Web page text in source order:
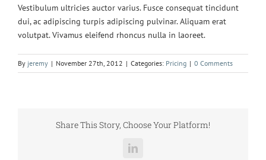
Vestibulum ultricies auctor varius. Fusce consequat tincidunt
dui, ac adipiscing turpis adipiscing pulvinar. Aliquam erat
volutpat. Vivamus eleifend rhoncus nulla in laoreet.
By jeremy | November 27th, 2012 | Categories: Pricing | 0 Comments
Share This Story, Choose Your Platform!
LinkedIn